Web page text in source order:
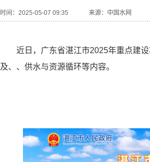
时间：2025-05-07 09:35 来源： 中国水网
近日，广东省湛江市2025年重点建
及、、供水与资源循环等内容。